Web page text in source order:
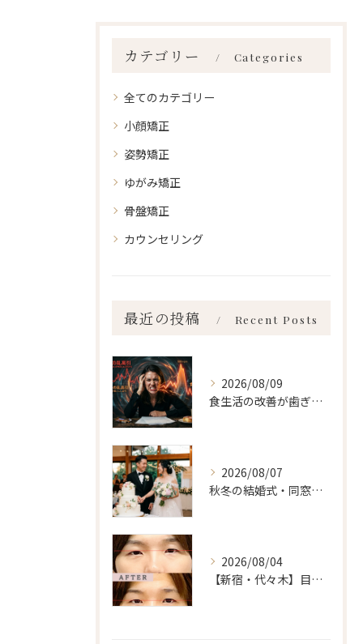
カテゴリー Categories
全てのカテゴリー
小顔矯正
姿勢矯正
ゆがみ矯正
骨盤矯正
カウンセリング
最近の投稿 Recent Posts
2026/08/09
食生活の改善が歯ぎしり、食いしばり 新宿・食いしばり・骨盤矯正・小顔矯正・顎関節症・顔の左右差ならailesシンメトリー矯正院
2026/08/07
秋冬の結婚式・同窓会に間に合わせるなら「今」始めるべき理由 ailes式 before・after 新宿・食いしばり・骨盤矯正・小顔矯正・顎関節症・顔の左右差ならailesシンメトリー矯正院
2026/08/04
【新宿・代々木】目の左右差ailes式 before・after 新宿・食いしばり・骨盤矯正・小顔矯正・顎関節症・顔の左右差ならailesシンメトリー矯正院